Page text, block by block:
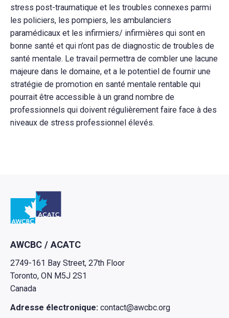
stress post-traumatique et les troubles connexes parmi
les policiers, les pompiers, les ambulanciers
paramédicaux et les infirmiers/ infirmières qui sont en
bonne santé et qui n’ont pas de diagnostic de troubles de
santé mentale. Le travail permettra de combler une lacune
majeure dans le domaine, et a le potentiel de fournir une
stratégie de promotion en santé mentale rentable qui
pourrait être accessible à un grand nombre de
professionnels qui doivent régulièrement faire face à des
niveaux de stress professionnel élevés.
Retour à l'Accueil
AWCBC / ACATC
2749-161 Bay Street, 27th Floor
Toronto, ON M5J 2S1
Canada
Adresse électronique:contact@awcbc.org